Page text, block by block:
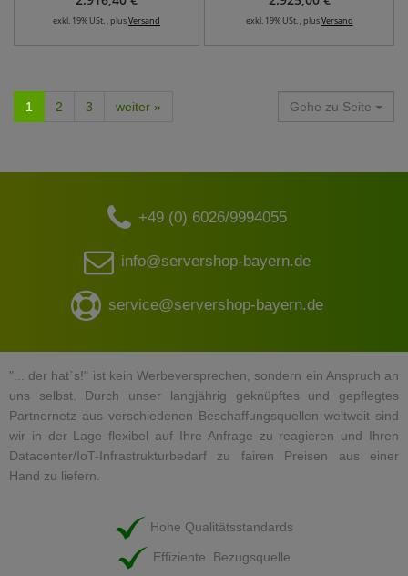
exkl. 19% USt. , plusVersand exkl. 19% USt. , plusVersand
1 2 3 weiter » Gehe zu Seite
+49 (0) 6026/9994055
info@servershop-bayern.de
service@servershop-bayern.de
"... der hat`s!" ist kein Werbeversprechen, sondern ein Anspruch an
uns selbst. Durch unser langjährig geknüpftes und gepflegtes
Partnernetz aus verschiedenen Beschaffungsquellen weltweit sind
wir in der Lage flexibel auf Ihre Anfrage zu reagieren und Ihren
Datacenter/IoT-Infrastrukturbedarf zu fairen Preisen aus einer
Hand zu liefern.
Hohe Qualitätsstandards
Effiziente Bezugsquelle